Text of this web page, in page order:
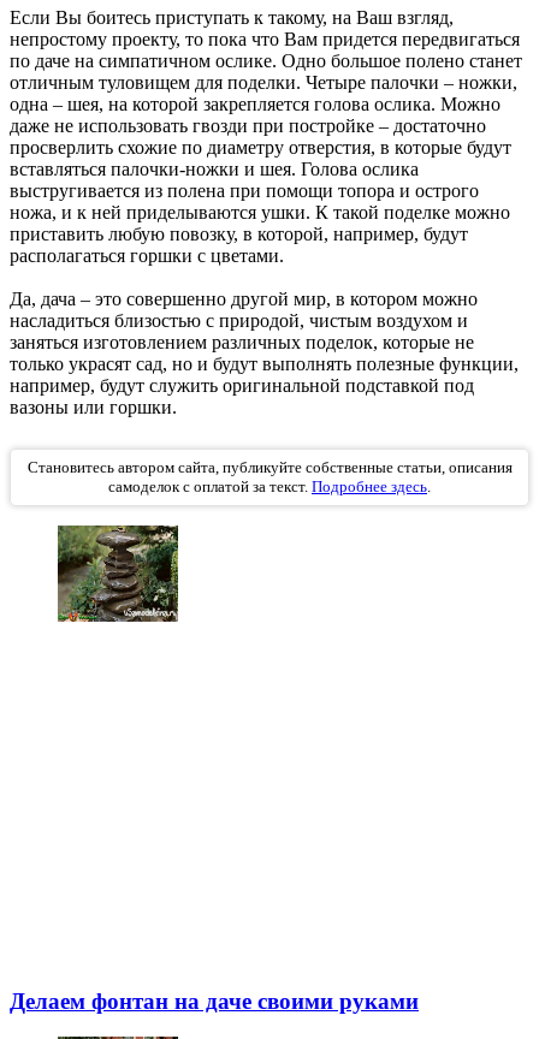
Если Вы боитесь приступать к такому, на Ваш взгляд,
непростому проекту, то пока что Вам придется передвигаться
по даче на симпатичном ослике. Одно большое полено станет
отличным туловищем для поделки. Четыре палочки – ножки,
одна – шея, на которой закрепляется голова ослика. Можно
даже не использовать гвозди при постройке – достаточно
просверлить схожие по диаметру отверстия, в которые будут
вставляться палочки-ножки и шея. Голова ослика
выстругивается из полена при помощи топора и острого
ножа, и к ней приделываются ушки. К такой поделке можно
приставить любую повозку, в которой, например, будут
располагаться горшки с цветами.
Да, дача – это совершенно другой мир, в котором можно
насладиться близостью с природой, чистым воздухом и
заняться изготовлением различных поделок, которые не
только украсят сад, но и будут выполнять полезные функции,
например, будут служить оригинальной подставкой под
вазоны или горшки.
Становитесь автором сайта, публикуйте собственные статьи, описания
самоделок с оплатой за текст. Подробнее здесь.
Делаем фонтан на даче своими руками